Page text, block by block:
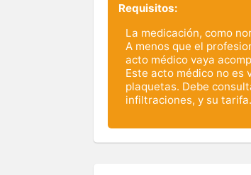
Requisitos:
La medicación, como
A menos que el
acto médico vaya
Este acto médico no es
plaquetas. Debe
infiltraciones, y su tarifa.